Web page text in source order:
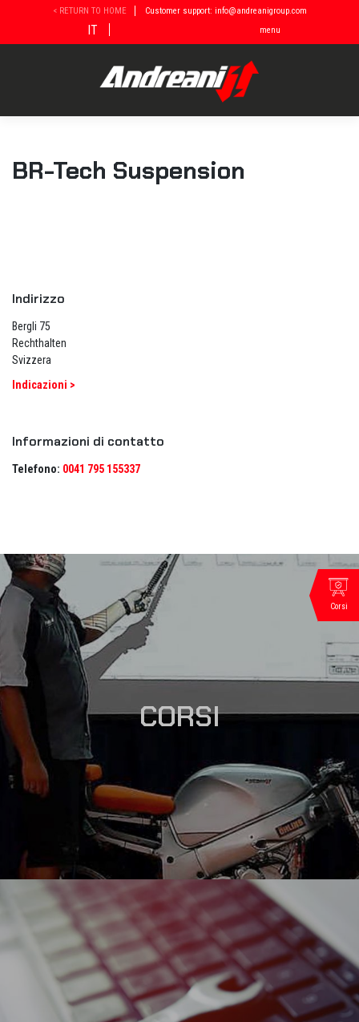
< RETURN TO HOME Customer support: info@andreanigroup.com
IT menu
BR-Tech Suspension
Indirizzo
Bergli 75
Rechthalten
Svizzera
Indicazioni >
Informazioni di contatto
Telefono: 0041 795 155337
CORSI
Corsi